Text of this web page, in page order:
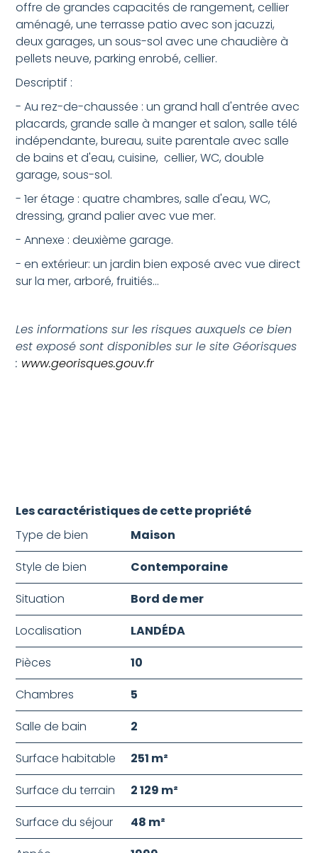
offre de grandes capacités de rangement, cellier
aménagé, une terrasse patio avec son jacuzzi,
deux garages, un sous-sol avec une chaudière à
pellets neuve, parking enrobé, cellier.
Descriptif :
- Au rez-de-chaussée : un grand hall d'entrée avec
placards, grande salle à manger et salon, salle télé
indépendante, bureau, suite parentale avec salle
de bains et d'eau, cuisine, cellier, WC, double
garage, sous-sol.
- 1er étage : quatre chambres, salle d'eau, WC,
dressing, grand palier avec vue mer.
- Annexe : deuxième garage.
- en extérieur: un jardin bien exposé avec vue direct
sur la mer, arboré, fruitiés...
Les informations sur les risques auxquels ce bien
est exposé sont disponibles sur le site Géorisques
: www.georisques.gouv.fr
Les caractéristiques de cette propriété
Type de bien
Maison
Style de bien
Contemporaine
Situation
Bord de mer
Localisation
LANDÉDA
Pièces
10
Chambres
5
Salle de bain
2
Surface habitable
251 m²
Surface du terrain
2 129 m²
Surface du séjour
48 m²